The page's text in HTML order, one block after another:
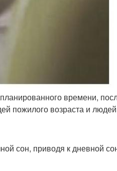
времени,
пожилого возраста и
сон, приводя к дневной